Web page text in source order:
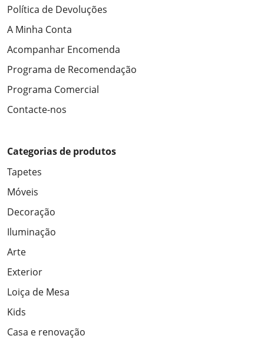
Política de Devoluções
A Minha Conta
Acompanhar Encomenda
Programa de Recomendação
Programa Comercial
Contacte-nos
Categorias de produtos
Tapetes
Móveis
Decoração
Iluminação
Arte
Exterior
Loiça de Mesa
Kids
Casa e renovação